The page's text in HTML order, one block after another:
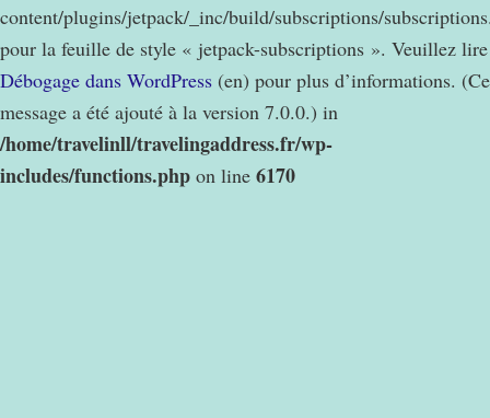
content/plugins/jetpack/_inc/build/subscriptions/
pour la feuille de style « jetpack-subscriptions ». Veuillez lire
Débogage dans WordPress (en) pour plus d’informations. (Ce
message a été ajouté à la version 7.0.0.) in
/home/travelinll/travelingaddress.fr/wp-
includes/functions.php on line 6170